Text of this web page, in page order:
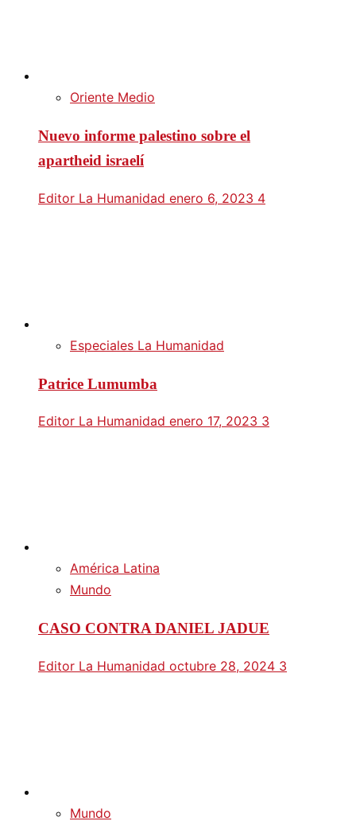
Oriente Medio
Nuevo informe palestino sobre el
apartheid israelí
Editor La Humanidad enero 6, 2023 4
Especiales La Humanidad
Patrice Lumumba
Editor La Humanidad enero 17, 2023 3
América Latina
Mundo
CASO CONTRA DANIEL JADUE
Editor La Humanidad octubre 28, 2024 3
Mundo